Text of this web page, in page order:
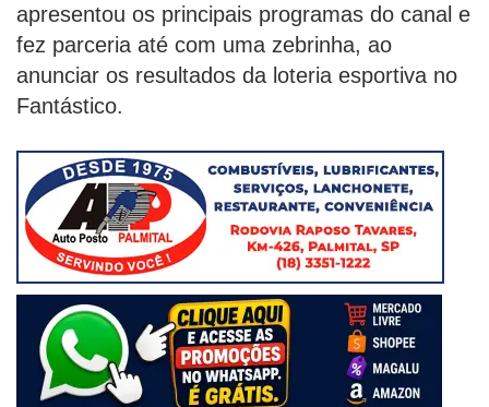
apresentou os principais programas do canal e
fez parceria até com uma zebrinha, ao
anunciar os resultados da loteria esportiva no
Fantástico.